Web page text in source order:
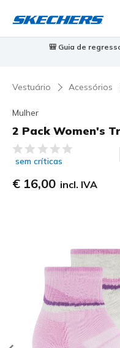
🎒 Guia de
Vestuário Acessórios
Mulher
2 Pack Women's
5 de 5 – Classificação
sem críticas
€ 16,00 incl. IVA